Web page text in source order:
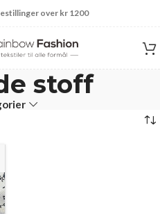
over kr 1200
stoff